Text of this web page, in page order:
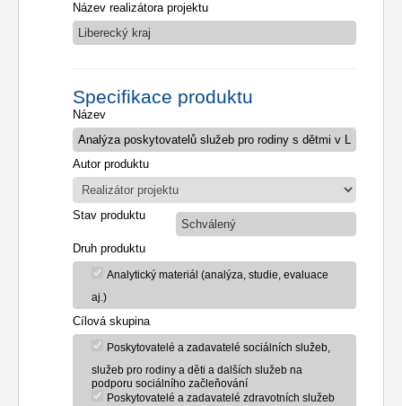
Název realizátora projektu
Liberecký kraj
Specifikace produktu
Název
Autor produktu
Stav produktu
Schválený
Druh produktu
Analytický materiál (analýza, studie, evaluace
aj.)
Cílová skupina
Poskytovatelé a zadavatelé sociálních služeb,
služeb pro rodiny a děti a dalších služeb na
podporu sociálního začleňování
Poskytovatelé a zadavatelé zdravotních služeb